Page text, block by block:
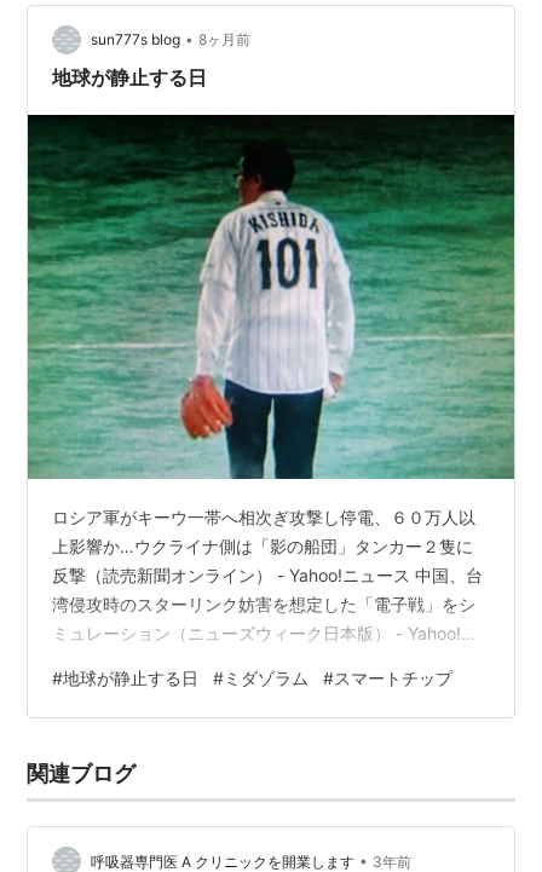
sun777s blog • 8ヶ月前
地球が静止する日
ロシア軍がキーウ一帯へ相次ぎ攻撃し停電、６０万人以
上影響か…ウクライナ側は「影の船団」タンカー２隻に
反撃（読売新聞オンライン） - Yahoo!ニュース 中国、台
湾侵攻時のスターリンク妨害を想定した「電子戦」をシ
ミュレーション（ニューズウィーク日本版） - Yahoo!ニ
ンと非公式協議（共同通信） - Yahoo!ニュース
https://x.com/wakenminds/status/199481637353787
式会社フィールジャパン with K インドネシア人 外国人労
働…
#地球が静止する日 #ミダゾラム #スマートチップ
関連ブログ
呼吸器専門医 A クリニックを開業します • 3年前